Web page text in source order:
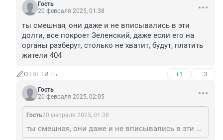
Гость
20 февраля 2025, 01:38
ты смешная, они даже и не вписывались в эти
долги, все покроет Зеленский, даже если его на
органы разберут, столько не хватит, будут, платить
жители 404
ОТВЕТИТЬ +1 –3
Гость
20 февраля 2025, 02:05
Гость20 февраля 2025, 01:38
ты смешная, они даже и не вписывались в эти долги, все покроет Зеленский, даже если его на органы разберут, столько не хватит, будут, платить жители 404